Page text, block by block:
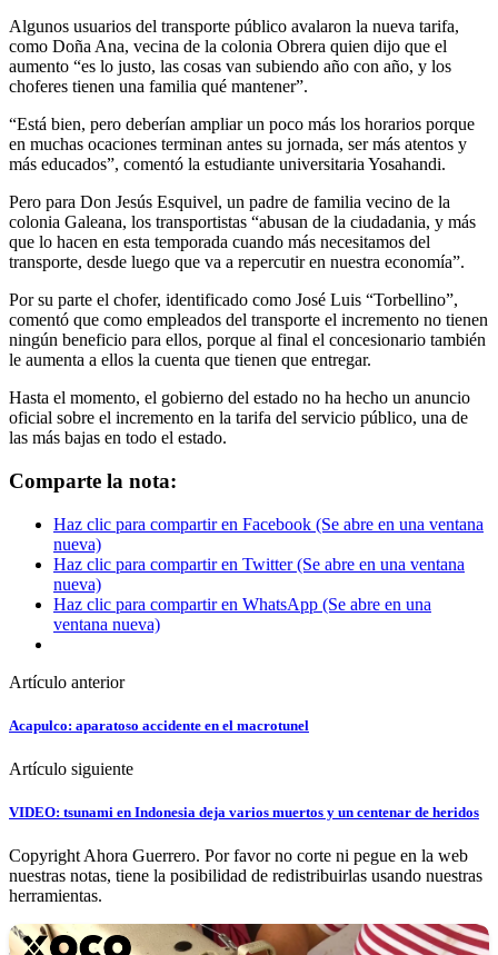
Algunos usuarios del transporte público avalaron la nueva tarifa,
como Doña Ana, vecina de la colonia Obrera quien dijo que el
aumento “es lo justo, las cosas van subiendo año con año, y los
choferes tienen una familia qué mantener”.
“Está bien, pero deberían ampliar un poco más los horarios porque
en muchas ocaciones terminan antes su jornada, ser más atentos y
más educados”, comentó la estudiante universitaria Yosahandi.
Pero para Don Jesús Esquivel, un padre de familia vecino de la
colonia Galeana, los transportistas “abusan de la ciudadania, y más
que lo hacen en esta temporada cuando más necesitamos del
transporte, desde luego que va a repercutir en nuestra economía”.
Por su parte el chofer, identificado como José Luis “Torbellino”,
comentó que como empleados del transporte el incremento no tienen
ningún beneficio para ellos, porque al final el concesionario también
le aumenta a ellos la cuenta que tienen que entregar.
Hasta el momento, el gobierno del estado no ha hecho un anuncio
oficial sobre el incremento en la tarifa del servicio público, una de
las más bajas en todo el estado.
Comparte la nota:
Haz clic para compartir en Facebook (Se abre en una ventana
nueva)
Haz clic para compartir en Twitter (Se abre en una ventana
nueva)
Haz clic para compartir en WhatsApp (Se abre en una
ventana nueva)
Artículo anterior
Acapulco: aparatoso accidente en el macrotunel
Artículo siguiente
VIDEO: tsunami en Indonesia deja varios muertos y un centenar de heridos
Copyright Ahora Guerrero. Por favor no corte ni pegue en la web
nuestras notas, tiene la posibilidad de redistribuirlas usando nuestras
herramientas.